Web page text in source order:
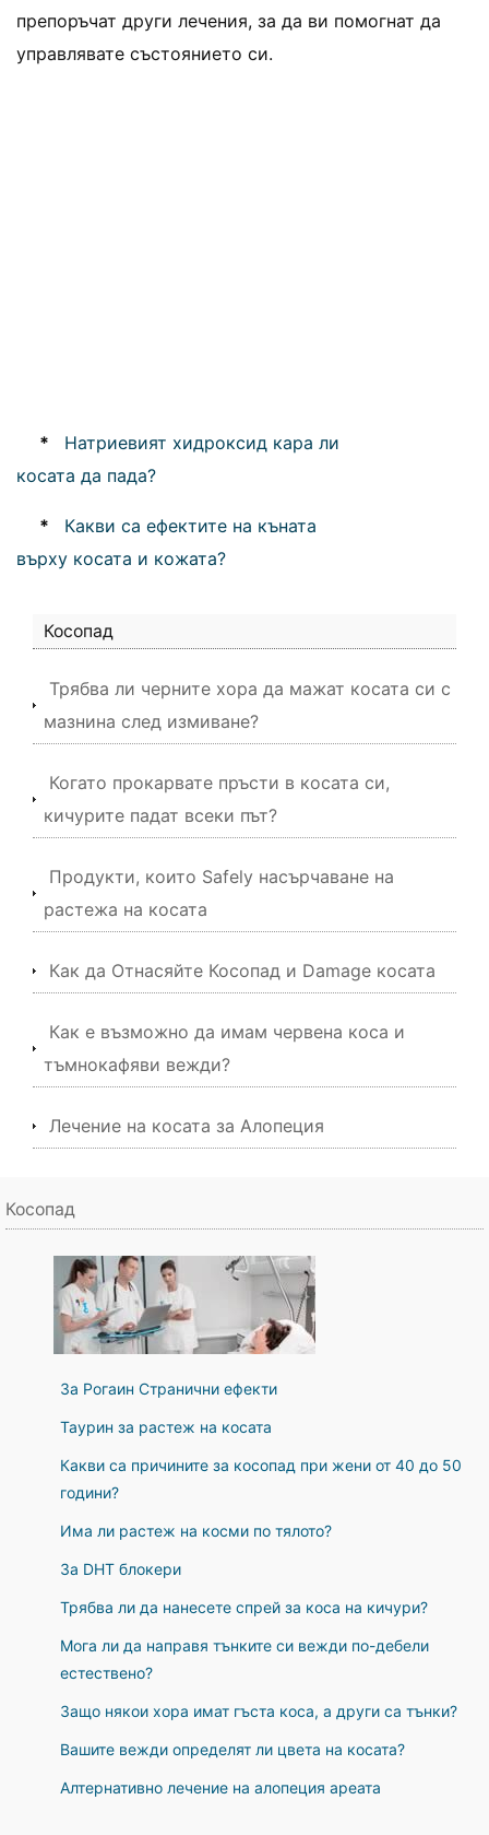
препоръчат други лечения, за да ви помогнат да
управлявате състоянието си.
*
Натриевият хидроксид кара ли
косата да пада?
*
Какви са ефектите на къната
върху косата и кожата?
Косопад
Трябва ли черните хора да мажат косата си с
мазнина след измиване?
Когато прокарвате пръсти в косата си,
кичурите падат всеки път?
Продукти, които Safely насърчаване на
растежа на косата
Как да Отнасяйте Косопад и Damage косата
Как е възможно да имам червена коса и
тъмнокафяви вежди?
Лечение на косата за Алопеция
Косопад
За Рогаин Странични ефекти
Таурин за растеж на косата
Какви са причините за косопад при жени от 40 до 50
години?
Има ли растеж на косми по тялото?
За DHT блокери
Трябва ли да нанесете спрей за коса на кичури?
Мога ли да направя тънките си вежди по-дебели
естествено?
Защо някои хора имат гъста коса, а други са тънки?
Вашите вежди определят ли цвета на косата?
Алтернативно лечение на алопеция ареата